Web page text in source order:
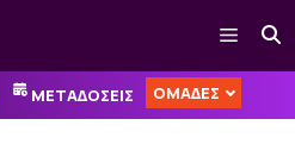
Μενού
ΜΕΤΑΔΟΣΕΙΣ ΟΜΑΔΕΣ